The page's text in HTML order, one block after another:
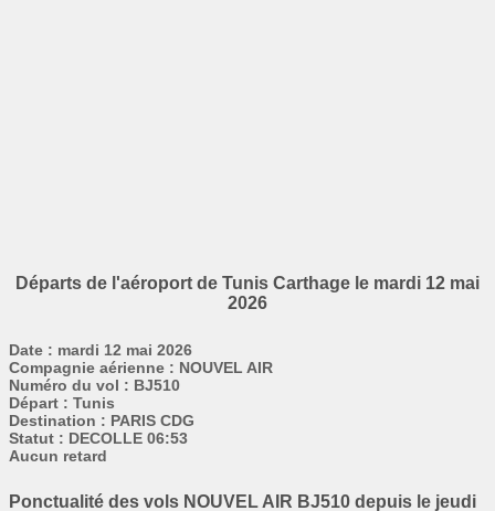
Départs de l'aéroport de Tunis Carthage le mardi 12 mai
2026
Date : mardi 12 mai 2026
Compagnie aérienne : NOUVEL AIR
Numéro du vol : BJ510
Départ : Tunis
Destination : PARIS CDG
Statut : DECOLLE 06:53
Aucun retard
Ponctualité des vols NOUVEL AIR BJ510 depuis le jeudi